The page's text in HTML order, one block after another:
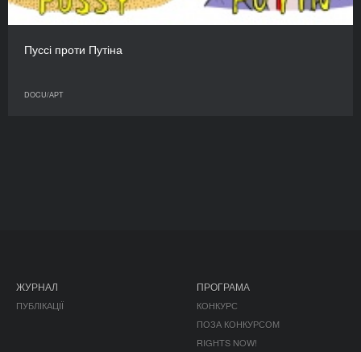
Пуссі проти Путіна
DOCU/АРТ
ЖУРНАЛ
ПУБЛІКАЦІЇ
ПРОГРАМА
КОНКУРС
ПОЗА КОНКУРСОМ
RIGHTS NOW!